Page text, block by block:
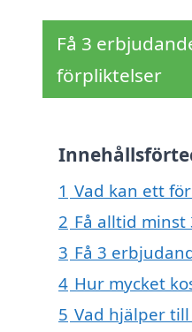
Få 3
förpliktelser
1 Vad kan ett
2 Få alltid
3 Få 3
4 Hur mycket
5 Vad hjälper